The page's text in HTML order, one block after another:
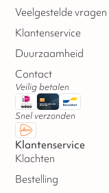
Veelgestelde vragen
Klantenservice
Duurzaamheid
Contact
Veilig betalen
Snel verzonden
Klantenservice
Klachten
Bestelling